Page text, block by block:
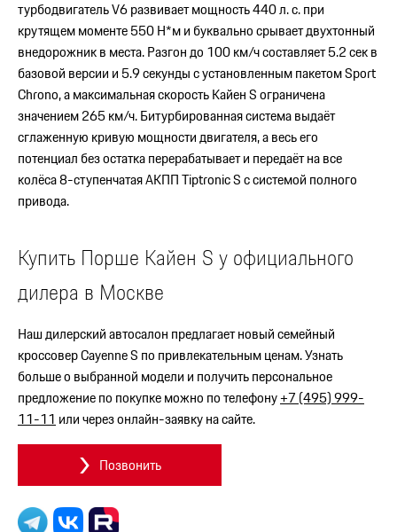
тока) от любой подходящей электрической розетки, например,
по месту работы. Для этого имеются специальные сетевые
адаптерыPorsche, которые легко меняются.
Если Вам требуется заряжать свой спортивный автомобиль за
границей, Вы получаете на заказ подходящий сетевой кабель –
для всех распространенных типов розеток во всех странах
мира. А приложение PorscheConnect поможет Вам удобно
найти зарядные станции – будь то в непосредственной
близости от Вас или в месте назначения.
турбодвигатель V6 развивает мощность 440 л. с. при
крутящем моменте 550 Н*м и буквально срывает двухтонный
внедорожник в места. Разгон до 100 км/ч составляет 5.2 сек в
базовой версии и 5.9 секунды с установленным пакетом Sport
Chrono, а максимальная скорость Кайен S ограничена
значением 265 км/ч. Битурбированная система выдаёт
сглаженную кривую мощности двигателя, а весь его
потенциал без остатка перерабатывает и передаёт на все
колёса 8-ступенчатая АКПП Tiptronic S с системой полного
привода.
Купить Порше Кайен S у официального
дилера в Москве
Наш дилерский автосалон предлагает новый семейный
кроссовер Cayenne S по привлекательным ценам. Узнать
больше о выбранной модели и получить персональное
предложение по покупке можно по телефону+7 (495) 999-
11-11 или через онлайн-заявку на сайте.
Позвонить